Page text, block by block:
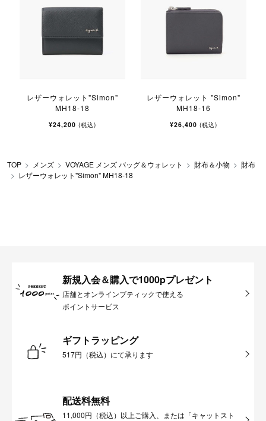
レザーウォレット"Simon"
MH18-18
¥24,200 (税込)
レザーウォレット "Simon"
MH18-16
¥26,400 (税込)
TOP メンズ VOYAGE メンズ バッグ＆ウォレット 財布＆小物
財布
レザーウォレット"Simon" MH18-18
新規入会＆購入で1000pプレゼント
店舗とオンラインブティックで使える
ポイントサービス
ギフトラッピング
517円（税込）にて承ります
配送料無料
11,000円（税込）以上ご購入、または「キャットスト